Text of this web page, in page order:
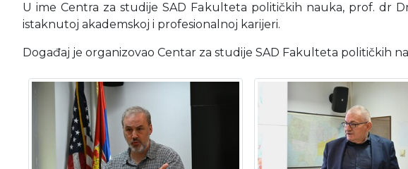
U ime Centra za studije SAD Fakulteta političkih nauka, prof. dr
istaknutoj akademskoj i profesionalnoj karijeri.
Događaj je organizovao Centar za studije SAD Fakulteta političkih